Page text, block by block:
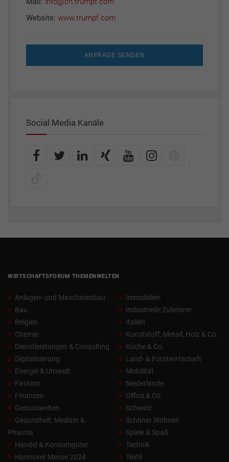
Website: www.trumpf.com
ANFRAGE SENDEN
Social Media Kanäle
WIRTSCHAFTSFORUM THEMENWELTEN
Anlagen- und Maschinenbau
Bau
Belgien
Chemie
Dienstleistungen & Consulting
Digitalisierung
Energie & Umwelt
Fashion
Finanzen
Genusswelten
Gesundheit, Medizin &
Pharma
Handel & Konsumgüter
Hannover Messe 2024
Immobilien
Industrielle Zulieferer
Italien
Kunststoff, Metall, Holz & Co.
Küche & Co.
Land- & Forstwirtschaft
Mobilität
Niederlande
Office & Co.
Schweiz
Schöner Wohnen
Spiele & Spaß
Technik
Textil